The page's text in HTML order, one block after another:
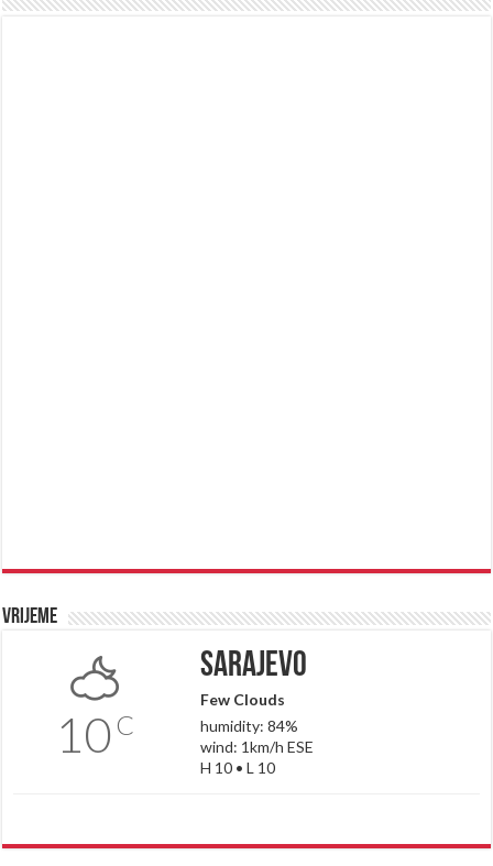
Vrijeme
10 C
Sarajevo
Few Clouds
humidity: 84%
wind: 1km/h ESE
H 10 • L 10